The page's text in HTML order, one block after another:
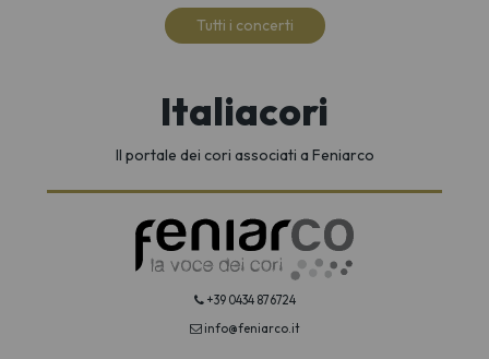
Tutti i concerti
Italiacori
Il portale dei cori associati a Feniarco
+39 0434 876724
info@feniarco.it